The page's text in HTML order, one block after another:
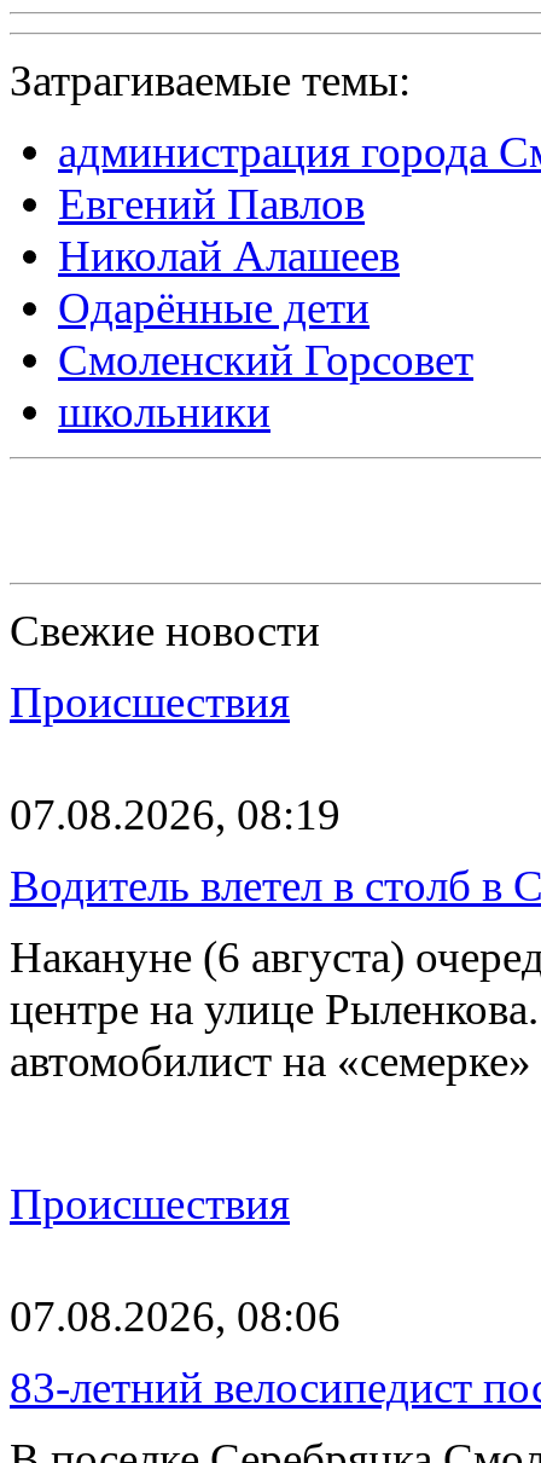
Затрагиваемые темы:
администрация города
Евгений Павлов
Николай Алашеев
Одарённые дети
Смоленский Горсовет
школьники
Свежие новости
Происшествия
07.08.2026, 08:19
Водитель влетел в столб в
Накануне (6 августа)
центре на улице
автомобилист на
Происшествия
07.08.2026, 08:06
83-летний велосипедист